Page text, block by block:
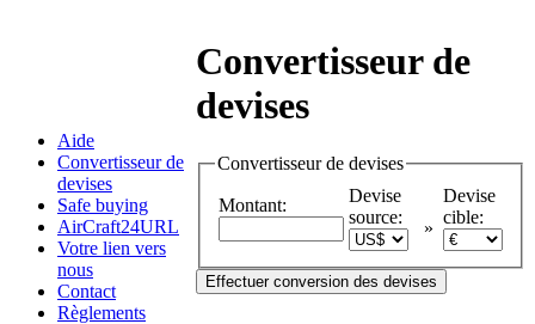
Aide
Convertisseur de
devises
Safe buying
AirCraft24URL
Votre lien vers
nous
Contact
Règlements
Convertisseur de
devises
Convertisseur de devises
Montant:
Devise
source:
»
Devise
cible: